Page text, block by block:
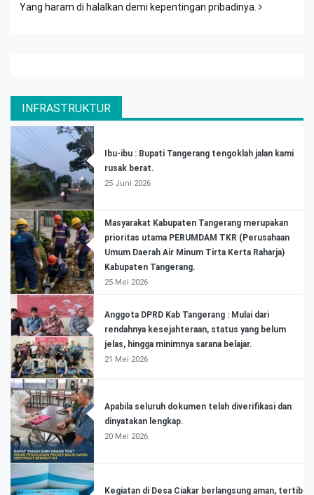
Yang haram di halalkan demi kepentingan pribadinya.
INFRASTRUKTUR
Ibu-ibu : Bupati Tangerang tengoklah jalan kami
rusak berat.
25 Juni 2026
Masyarakat Kabupaten Tangerang merupakan
prioritas utama PERUMDAM TKR (Perusahaan
Umum Daerah Air Minum Tirta Kerta Raharja)
Kabupaten Tangerang.
25 Mei 2026
Anggota DPRD Kab Tangerang : Mulai dari
rendahnya kesejahteraan, status yang belum
jelas, hingga minimnya sarana belajar.
21 Mei 2026
Apabila seluruh dokumen telah diverifikasi dan
dinyatakan lengkap.
20 Mei 2026
Kegiatan di Desa Ciakar berlangsung aman, tertib